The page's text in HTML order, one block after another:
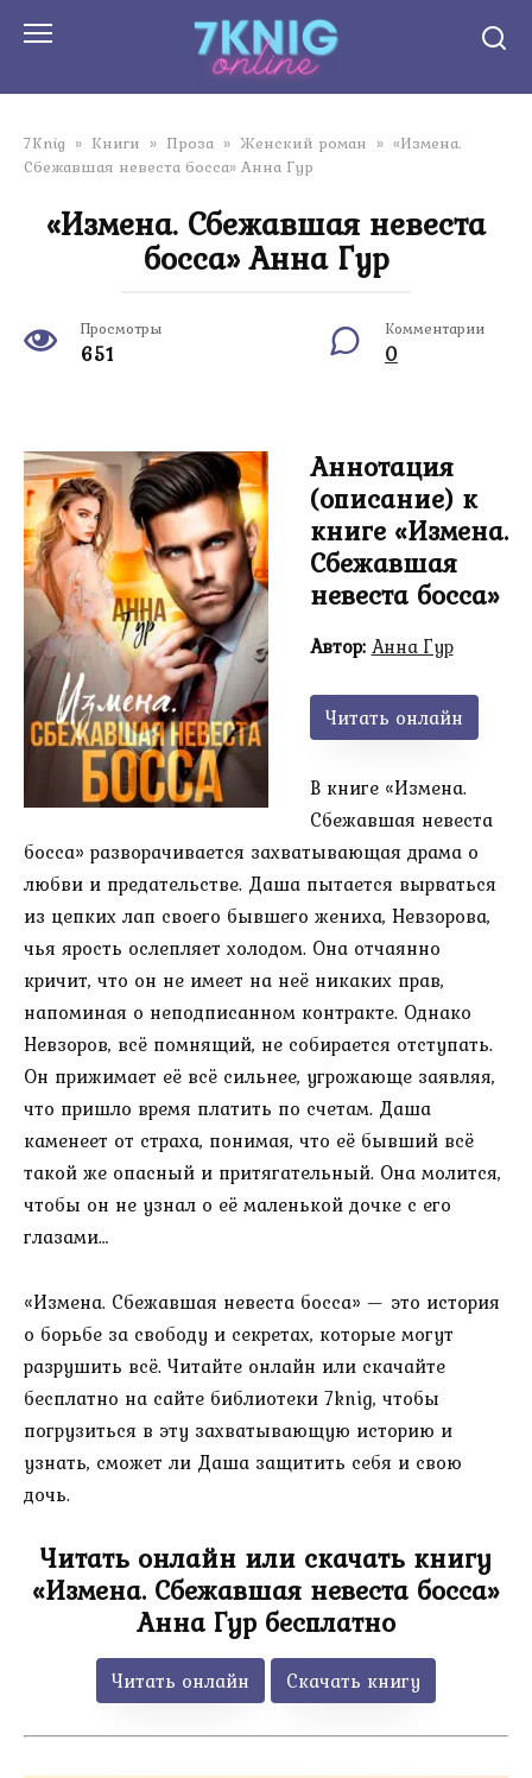
7Knig » Книги » Проза » Женский роман » «Измена.
Сбежавшая невеста босса» Анна Гур
«Измена. Сбежавшая невеста
босса» Анна Гур
Просмотры
651
Комментарии
0
Аннотация
(описание) к
книге «Измена.
Сбежавшая
невеста босса»
Автор: Анна Гур
Читать онлайн
В книге «Измена.
Сбежавшая невеста
босса» разворачивается захватывающая драма о
любви и предательстве. Даша пытается вырваться
из цепких лап своего бывшего жениха, Невзорова,
чья ярость ослепляет холодом. Она отчаянно
кричит, что он не имеет на неё никаких прав,
напоминая о неподписанном контракте. Однако
Невзоров, всё помнящий, не собирается отступать.
Он прижимает её всё сильнее, угрожающе заявляя,
что пришло время платить по счетам. Даша
каменеет от страха, понимая, что её бывший всё
такой же опасный и притягательный. Она молится,
чтобы он не узнал о её маленькой дочке с его
глазами…
«Измена. Сбежавшая невеста босса» — это история
о борьбе за свободу и секретах, которые могут
разрушить всё. Читайте онлайн или скачайте
бесплатно на сайте библиотеки 7knig, чтобы
погрузиться в эту захватывающую историю и
узнать, сможет ли Даша защитить себя и свою
дочь.
Читать онлайн или скачать книгу
«Измена. Сбежавшая невеста босса»
Анна Гур бесплатно
Читать онлайн Скачать книгу